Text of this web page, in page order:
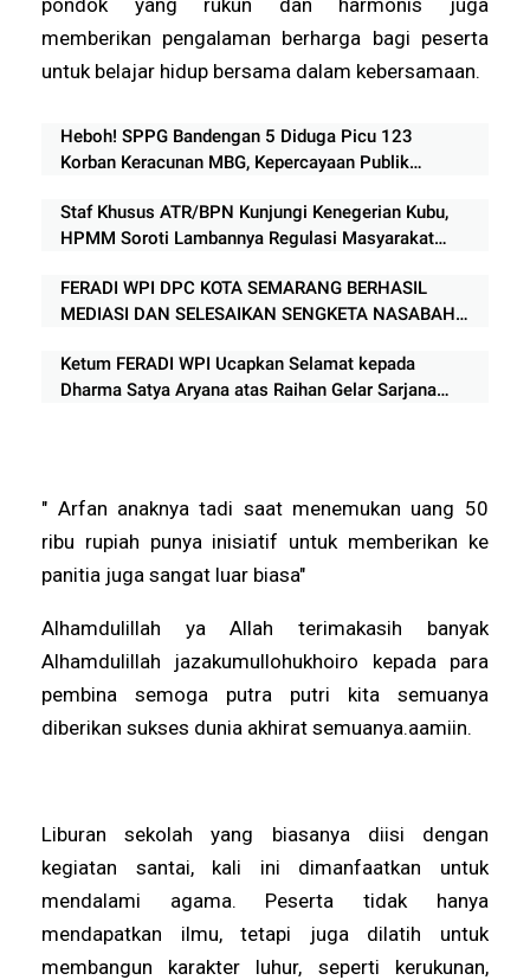
memberikan pengalaman berharga bagi peserta
untuk belajar hidup bersama dalam kebersamaan.
Heboh! SPPG Bandengan 5 Diduga Picu 123
Korban Keracunan MBG, Kepercayaan Publik
Staf Khusus ATR/BPN Kunjungi Kenegerian Kubu,
HPMM Soroti Lambannya Regulasi Masyarakat
FERADI WPI DPC KOTA SEMARANG BERHASIL
MEDIASI DAN SELESAIKAN SENGKETA NASABAH
Ketum FERADI WPI Ucapkan Selamat kepada
Dharma Satya Aryana atas Raihan Gelar Sarjana
" Arfan anaknya tadi saat menemukan uang 50
ribu rupiah punya inisiatif untuk memberikan ke
panitia juga sangat luar biasa"
Alhamdulillah ya Allah terimakasih banyak
Alhamdulillah jazakumullohukhoiro kepada para
pembina semoga putra putri kita semuanya
diberikan sukses dunia akhirat semuanya.aamiin.
Liburan sekolah yang biasanya diisi dengan
kegiatan santai, kali ini dimanfaatkan untuk
mendalami agama. Peserta tidak hanya
mendapatkan ilmu, tetapi juga dilatih untuk
membangun karakter luhur, seperti kerukunan,